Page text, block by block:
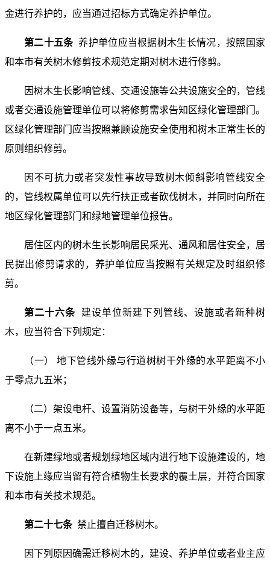
金进行养护的，应当通过招标方式确定养护单位。
第二十五条养护单位应当根据树木生长情况，按照国家
和本市有关树木修剪技术规范定期对树木进行修剪。
因树木生长影响管线、交通设施等公共设施安全的，管线
或者交通设施管理单位可以将修剪需求告知区绿化管理部门。
区绿化管理部门应当按照兼顾设施安全使用和树木正常生长的
原则组织修剪。
因不可抗力或者突发性事故导致树木倾斜影响管线安全
的，管线权属单位可以先行扶正或者砍伐树木，并同时向所在
地区绿化管理部门和绿地管理单位报告。
居住区内的树木生长影响居民采光、通风和居住安全，居
民提出修剪请求的，养护单位应当按照有关规定及时组织修
剪。
第二十六条 建设单位新建下列管线、设施或者新种树
木，应当符合下列规定：
（一） 地下管线外缘与行道树树干外缘的水平距离不小
于零点九五米；
（二）架设电杆、设置消防设备等，与树干外缘的水平距
离不小于一点五米。
在新建绿地或者规划绿地区域内进行地下设施建设的，地
下设施上缘应当留有符合植物生长要求的覆土层，并符合国家
和本市有关技术规范。
第二十七条 禁止擅自迁移树木。
因下列原因确需迁移树木的，建设、养护单位或者业主应